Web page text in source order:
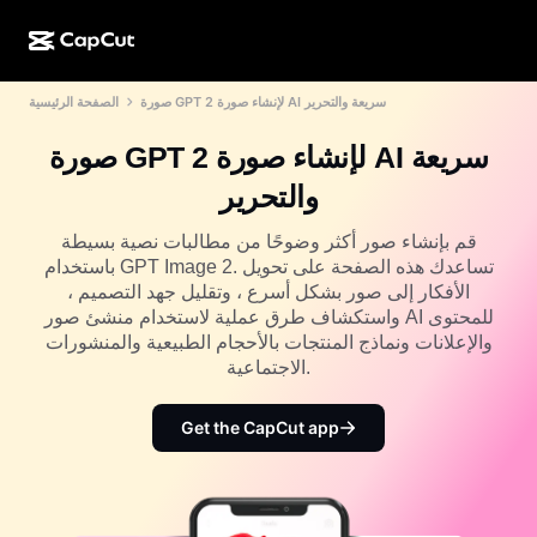
إصدار CapCut على الويب
CapCut Pad
إصدار CapCut للهواتف المحمولة
Dreamina المدعوم بالذكاء الاصطناعي
الذكاء الاصطناعي من Pippit
الإبداع المدعوم بالذكاء الاصطناعي
تصميم مدعوم بالذكاء الاصطناعي
أداة إنشاء الفيديو المدعوم بالذكاء الاصطناعي
أداة إنشاء الصور المدعومة بالذكاء الاصطناعي
Dreamina Seedance 2.5
الميزات
أدوات مدعومة بالذكاء الاصطناعي
أداة إنشاء الفيديوهات وتعديلها
أداة إنشاء الصور وتعديلها
أداة إنشاء الأصوات وتعديلها
وسائل التواصل الاجتماعي
Holiday templates
المزيد
Calendar templates
نبذة عنا
المجتمع
المبادرات
التابعون
برنامج الرواد
برنامج الشريك المبدع
الجامعة الإبداعية من CapCut
الصفحة الرئيسية صورة GPT 2 لإنشاء صورة AI سريعة والتحرير
صورة GPT 2 لإنشاء صورة AI سريعة
والتحرير
قم بإنشاء صور أكثر وضوحًا من مطالبات نصية بسيطة
باستخدام GPT Image 2. تساعدك هذه الصفحة على تحويل
الأفكار إلى صور بشكل أسرع ، وتقليل جهد التصميم ،
واستكشاف طرق عملية لاستخدام منشئ صور AI للمحتوى
والإعلانات ونماذج المنتجات بالأحجام الطبيعية والمنشورات
الاجتماعية.
Get the CapCut app